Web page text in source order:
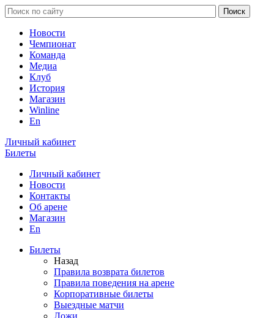
Новости
Чемпионат
Команда
Медиа
Клуб
История
Магазин
Winline
En
Личный кабинет
Билеты
Личный кабинет
Новости
Контакты
Об арене
Магазин
En
Билеты
Назад
Правила возврата билетов
Правила поведения на арене
Корпоративные билеты
Выездные матчи
Ложи